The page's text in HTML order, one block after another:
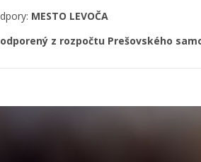
MESTO LEVOČA
z rozpočtu Prešovského